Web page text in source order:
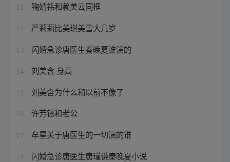
鞠婧祎和赖美云同框
12 严莉莉比美琪美雪大几岁
13 闪婚急诊唐医生秦晚夏谁演的
14 刘美含 身高
15 刘美含为什么和以前不像了
16 许芳铱和老公
17 牟星关于唐医生的一切演的谁
18 闪婚急诊唐医生唐瑾谦秦晚夏小说